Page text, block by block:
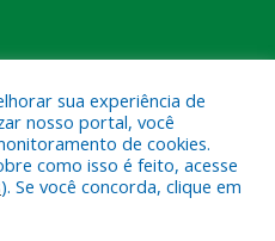
Prefeitura Municipal de Faro.
sua experiência de
nosso portal, você
de cookies.
como isso é feito, acesse
). Se você concorda, clique em